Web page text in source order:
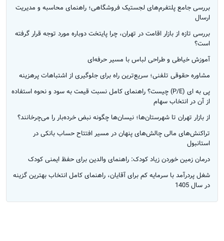
بررسی جامع پلتفرم‌های لجستیک فروشگاهی؛ راهنمای محاسبه و مدیریت
ارسال
بررسی تازه از بازار اقامت در تهران، چرا پایتخت دوباره مورد توجه قرار گرفته
است؟
آموزش خیاطی و طراحی لباس با مسیر حرفه‌ای
مشاوره حقوقی تلفنی؛ سریع‌ترین راه برای جلوگیری از اشتباهات پرهزینه
پی به ای (P/E) چیست؟ راهنمای کامل نسبت قیمت به سود و نحوه استفاده
از آن در انتخاب سهام
از بازار تهران تا شهرستان‌ها؛ نیسان‌ها چگونه نبض خرده‌بار را می‌چرخانند؟
تراکنش‌های مالی چالش‌های پنهان در مسیر افتتاح حساب بانکی در
استانبول
درمان زمین خوردن زیاد کودک: راهنمای والدین برای حفظ ایمنی کودک
شغل پردرآمد با سرمایه کم برای آقایان، راهنمای کامل انتخاب بهترین گزینه
در سال 1405